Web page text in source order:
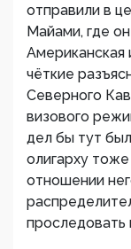
отправили в
Майами, где
Американская
чёткие
Северного
визового
дел бы тут
олигарху
отношении
проследовать